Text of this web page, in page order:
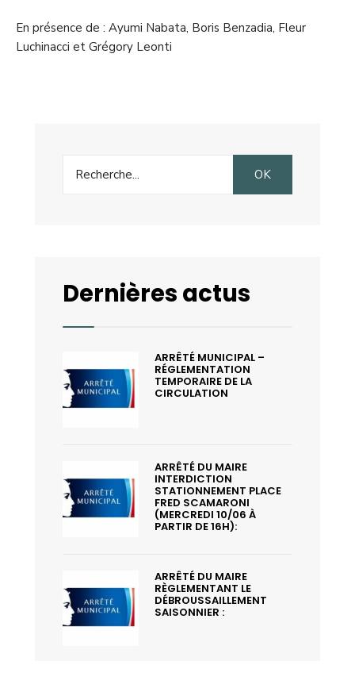
En présence de : Ayumi Nabata, Boris Benzadia, Fleur
Luchinacci et Grégory Leonti
for:
OK
Dernières actus
ARRÊTÉ MUNICIPAL –
RÉGLEMENTATION
TEMPORAIRE DE LA
CIRCULATION
ARRÊTÉ DU MAIRE
INTERDICTION
STATIONNEMENT PLACE
FRED SCAMARONI
(MERCREDI 10/06 À
PARTIR DE 16H):
ARRÊTÉ DU MAIRE
RÈGLEMENTANT LE
DÉBROUSSAILLEMENT
SAISONNIER :